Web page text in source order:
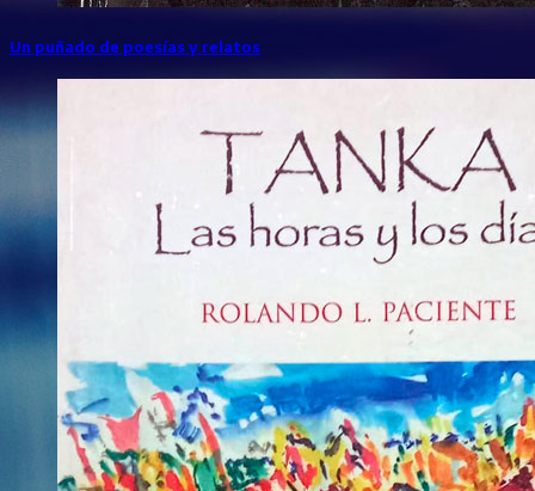
Un puñado de poesías y relatos